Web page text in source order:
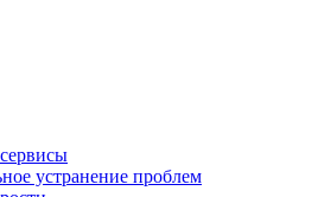
устранение проблем